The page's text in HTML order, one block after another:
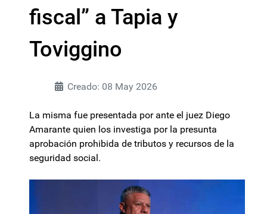
fiscal” a Tapia y
Toviggino
Creado: 08 May 2026
La misma fue presentada por ante el juez Diego
Amarante quien los investiga por la presunta
aprobación prohibida de tributos y recursos de la
seguridad social.